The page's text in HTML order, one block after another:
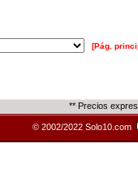
[Pág.
** Precios
© 2002/2022 Solo10.com